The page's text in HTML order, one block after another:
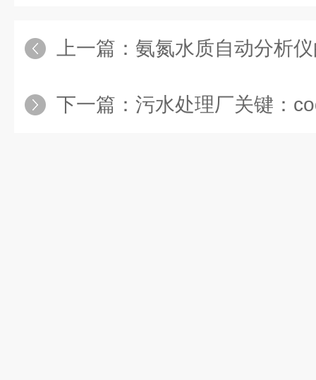
上一篇： 氨氮水质自动分析仪的
下一篇： 污水处理厂关键：cod水质